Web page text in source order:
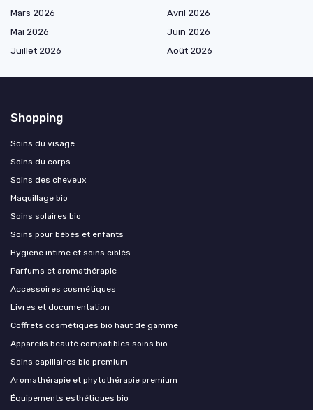
Mars 2026
Avril 2026
Mai 2026
Juin 2026
Juillet 2026
Août 2026
Shopping
Soins du visage
Soins du corps
Soins des cheveux
Maquillage bio
Soins solaires bio
Soins pour bébés et enfants
Hygiène intime et soins ciblés
Parfums et aromathérapie
Accessoires cosmétiques
Livres et documentation
Coffrets cosmétiques bio haut de gamme
Appareils beauté compatibles soins bio
Soins capillaires bio premium
Aromathérapie et phytothérapie premium
Équipements esthétiques bio